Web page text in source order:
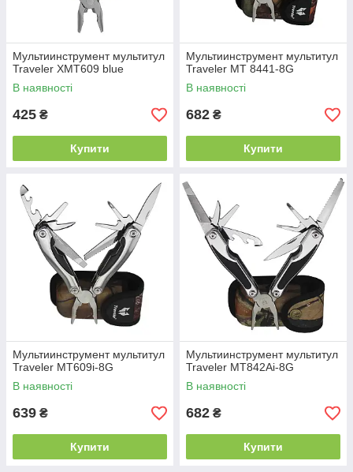
Мультиинструмент мультитул
Traveler XMT609 blue
В наявності
425 ₴
Купити
Мультиинструмент мультитул
Traveler MT 8441-8G
В наявності
682 ₴
Купити
Мультиинструмент мультитул
Traveler MT609i-8G
В наявності
639 ₴
Купити
Мультиинструмент мультитул
Traveler MT842Ai-8G
В наявності
682 ₴
Купити